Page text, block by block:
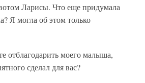
Ларисы. Что еще придумала
Я могла об этом только
отблагодарить моего малыша,
сделал для вас?